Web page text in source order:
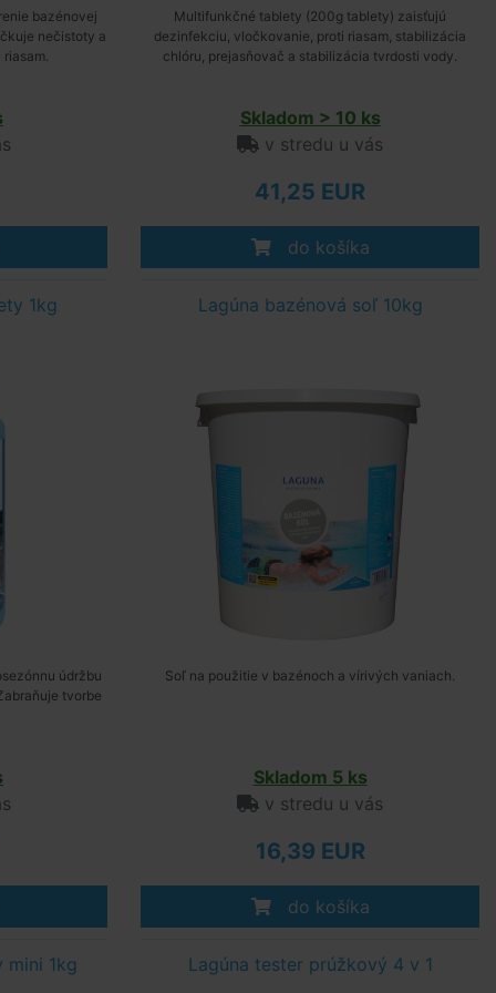
bazénovej
nečistoty a
Multifunkčné tablety (200g tablety) zaisťujú
dezinfekciu, vločkovanie, proti riasam, stabilizácia
chlóru, prejasňovač a stabilizácia tvrdosti vody.
Skladom > 10 ks
v stredu u vás
41,25 EUR
do košíka
1kg
údržbu
tvorbe
Lagúna bazénová soľ 10kg
Soľ na použitie v bazénoch a vírivých vaniach.
Skladom 5 ks
v stredu u vás
16,39 EUR
do košíka
mini 1kg Lagúna tester prúžkový 4 v 1